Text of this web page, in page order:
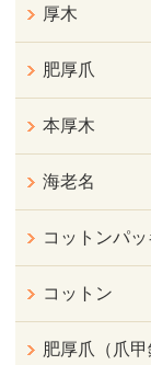
厚木
肥厚爪
本厚木
海老名
コットンパ
コットン
肥厚爪（爪甲